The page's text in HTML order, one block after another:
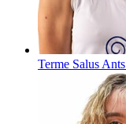
Terme Salus